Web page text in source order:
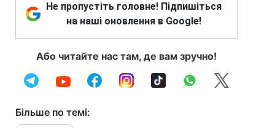
Не пропустіть головне! Підпишіться
на наші оновлення в Google!
Або читайте нас там, де вам зручно!
Більше по темі: